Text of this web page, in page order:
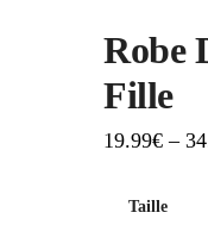
Robe
Fille
19.99€ –
Taille